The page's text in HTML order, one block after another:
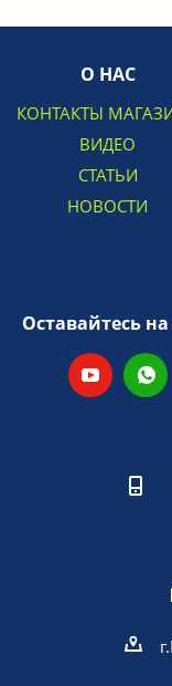
О НАС
КОНТАКТЫ
ВИДЕО
СТАТЬИ
НОВОСТИ
Оставайтесь на